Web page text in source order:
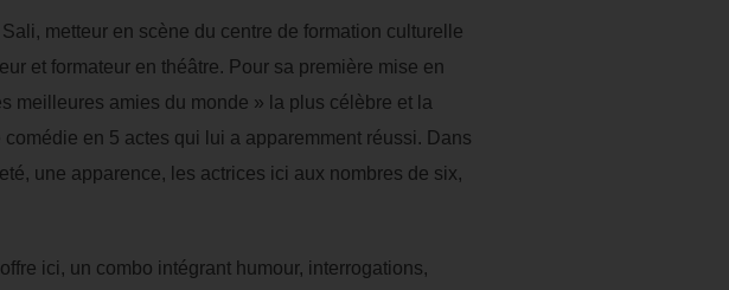
metteur en scène du centre de formation culturelle
et formateur en théâtre. Pour sa première mise en
meilleures amies du monde » la plus célèbre et la
en 5 actes qui lui a apparemment réussi. Dans
une apparence, les actrices ici aux nombres de six,
ici, un combo intégrant humour, interrogations,